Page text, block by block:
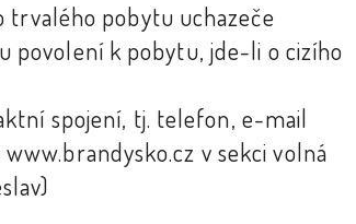
pobytu uchazeče
povolení k pobytu, jde-li o cizího
spojení, tj. telefon, e-mail
v sekci volná